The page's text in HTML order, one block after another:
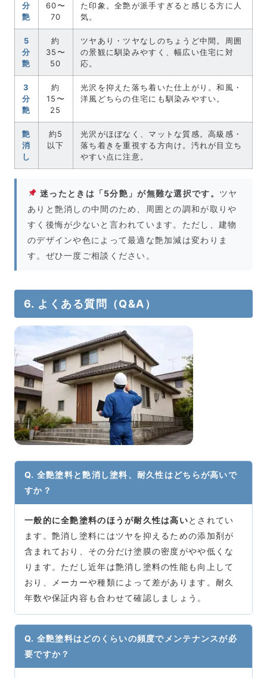
分
艶
60〜
70
た印象。全艶が派手すぎると感じる方に人
気。
5
分
艶
約
35〜
50
ツヤあり・ツヤなしのちょうど中間。周囲
の景観に馴染みやすく、幅広い住宅に対
応。
3
分
艶
約
15〜
25
光沢を抑えた落ち着いた仕上がり。和風・
洋風どちらの住宅にも馴染みやすい。
艶
消
し
約5
以下
光沢がほぼなく、マットな質感。高級感・
落ち着きを重視する方向け。汚れが目立ち
やすい点に注意。
迷ったときは「5分艶」が無難な選択です。 ツヤ
ありと艶消しの中間のため、周囲との調和が取りや
すく後悔が少ないと言われています。ただし、建物
のデザインや色によって最適な艶加減は変わりま
す。ぜひ一度ご相談ください。
6. よくある質問（Q&A）
Q. 全艶塗料と艶消し塗料、耐久性はどちらが高いで
すか？
一般的に全艶塗料のほうが耐久性は高いとされてい
ます。艶消し塗料にはツヤを抑えるための添加剤が
含まれており、その分だけ塗膜の密度がやや低くな
ります。ただし近年は艶消し塗料の性能も向上して
おり、メーカーや種類によって差があります。耐久
年数や保証内容も合わせて確認しましょう。
Q. 全艶塗料はどのくらいの頻度でメンテナンスが必
要ですか？